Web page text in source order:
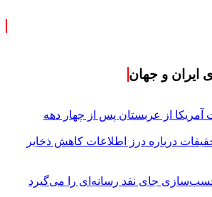
ایران و جهان
از عربستان پس از چهار دهه
درباره درز اطلاعات کاهش ذخایر
جای نقد رسانه‌ای را می‌گیرد